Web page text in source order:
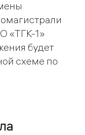
«ТГК-1»
будет
схеме по